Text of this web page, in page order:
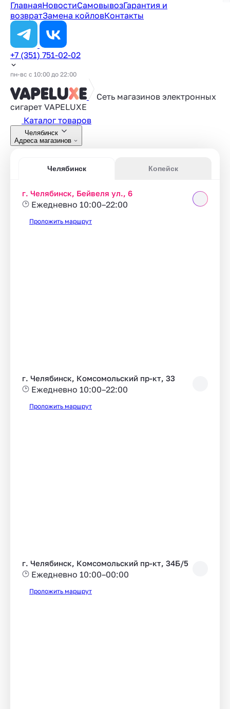
ГлавнаяНовостиСамовывозГарантия и
возвратЗамена койловКонтакты
+7 (351) 751-02-02
пн-вс с 10:00 до 22:00
Сеть магазинов электронных
сигарет VAPELUXE
Каталог товаров
Челябинск
Адреса магазинов
Челябинск Копейск
г. Челябинск, Бейвеля ул., 6
Ежедневно 10:00–22:00
Проложить маршрут
г. Челябинск, Комсомольский пр-кт, 33
Ежедневно 10:00–22:00
Проложить маршрут
г. Челябинск, Комсомольский пр-кт, 34Б/5
Ежедневно 10:00–00:00
Проложить маршрут